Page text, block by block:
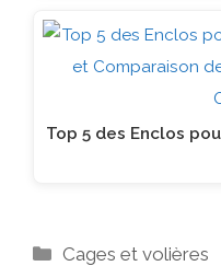
Top 5 des Enclos
Catégories
Cages et volières